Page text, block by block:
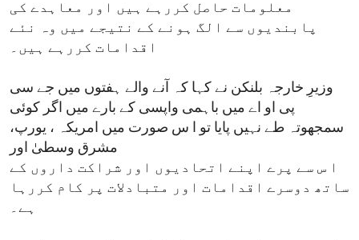
معلومات حاصل کررہے ہیں اور معاہدے کی
پابندیوں سے الگ ہونے کے نتیجے میں وہ نئے
اقدامات کررہے ہیں۔
وزیرِ خارجہ بلنکن نے کہا کہ آنے والے ہفتوں میں جے سی
پی او اے میں باہمی واپسی کے بارے میں اگر کوئی
سمجھوتہ طے نہیں پایا تو ا س صورت میں امریکہ ، یورپ،
مشرق وسطیٰ اور
ا س سے پرے اپنے اتحادیوں اور شراکت داروں کے
ساتھ دوسرے اقدامات اور متبادلات پر کام کررہا
ہے۔